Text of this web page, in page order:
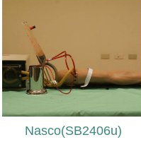
Nasco(SB2406u)